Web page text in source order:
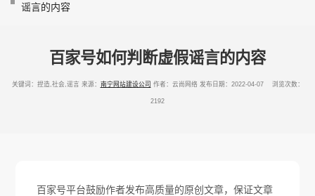
谣言的内容
百家号如何判断虚假谣言的内容
关键词：捏造,社会,谣言 来源： 南宁网站建设公司 作者：云尚网络 发布日期：2022-04-07 浏览次数：
2192
百家号平台鼓励作者发布高质量的原创文章，保证文章